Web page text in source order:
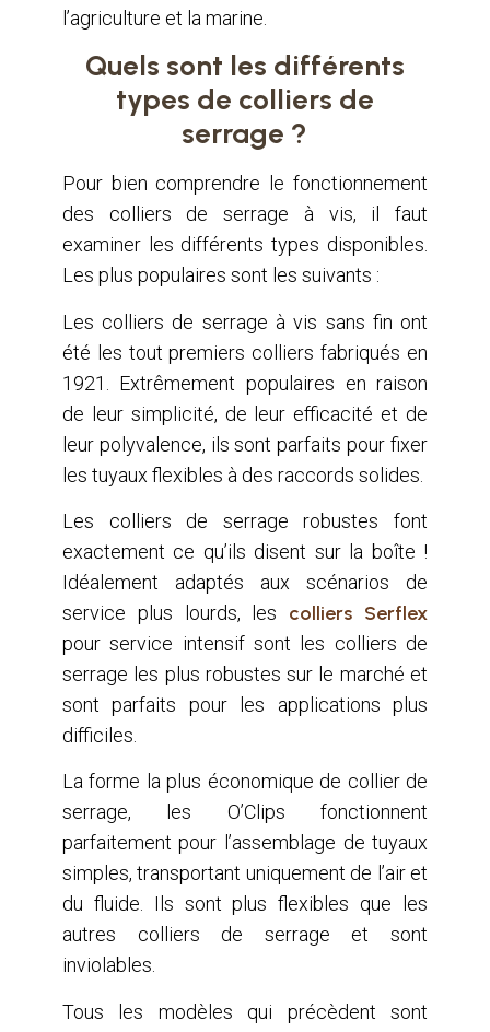
l’agriculture et la marine.
Quels sont les différents
types de colliers de
serrage ?
Pour bien comprendre le fonctionnement
des colliers de serrage à vis, il faut
examiner les différents types disponibles.
Les plus populaires sont les suivants :
Les colliers de serrage à vis sans fin ont
été les tout premiers colliers fabriqués en
1921. Extrêmement populaires en raison
de leur simplicité, de leur efficacité et de
leur polyvalence, ils sont parfaits pour fixer
les tuyaux flexibles à des raccords solides.
Les colliers de serrage robustes font
exactement ce qu’ils disent sur la boîte !
Idéalement adaptés aux scénarios de
service plus lourds, les colliers Serflex
pour service intensif sont les colliers de
serrage les plus robustes sur le marché et
sont parfaits pour les applications plus
difficiles.
La forme la plus économique de collier de
serrage, les O’Clips fonctionnent
parfaitement pour l’assemblage de tuyaux
simples, transportant uniquement de l’air et
du fluide. Ils sont plus flexibles que les
autres colliers de serrage et sont
inviolables.
Tous les modèles qui précèdent sont